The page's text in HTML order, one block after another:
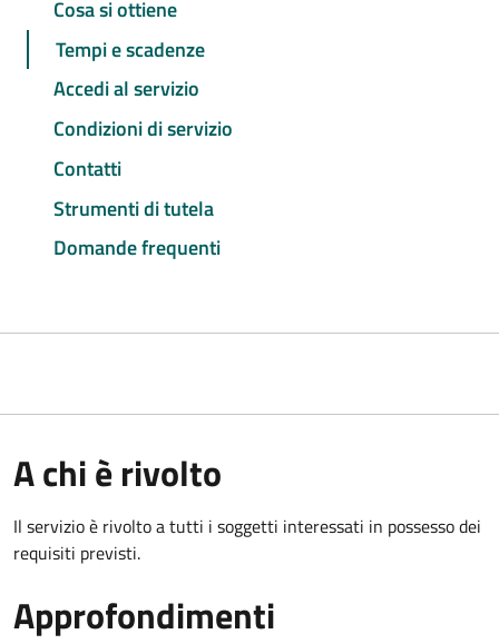
Cosa si ottiene
Tempi e scadenze
Accedi al servizio
Condizioni di servizio
Contatti
Strumenti di tutela
Domande frequenti
A chi è rivolto
Il servizio è rivolto a tutti i soggetti interessati in possesso dei
requisiti previsti.
Approfondimenti